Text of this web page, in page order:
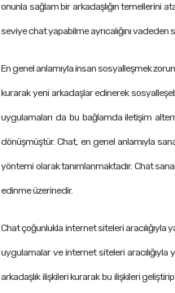
onunla sağlam bir arkadaşlığın temellerini
seviye chat yapabilme ayrıcalığını
En genel anlamıyla insan sosyalleşmek
kurarak yeni arkadaşlar edinerek
uygulamaları da bu bağlamda iletişim
dönüşmüştür. Chat, en genel anlamıyla
yöntemi olarak tanımlanmaktadır. Chat
edinme üzerinedir.
Chat çoğunlukla internet siteleri aracılığıyla
uygulamalar ve internet siteleri
arkadaşlık ilişkileri kurarak bu ilişkileri